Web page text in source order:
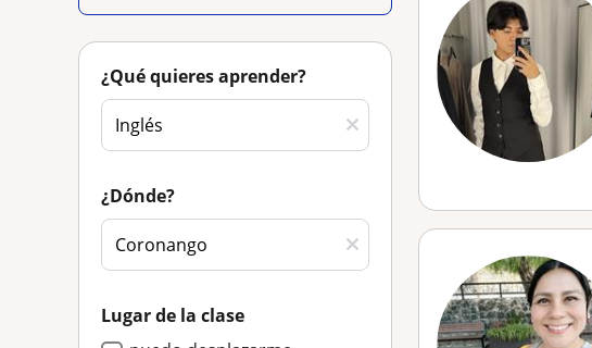
¿Qué quieres aprender?
¿Dónde?
Lugar de la clase